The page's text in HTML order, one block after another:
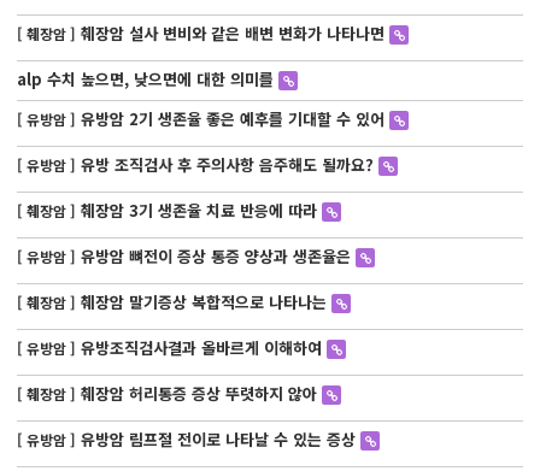
[ 췌장암 ] 췌장암 설사 변비와 같은 배변 변화가 나타나면
alp 수치 높으면, 낮으면에 대한 의미를
[ 유방암 ] 유방암 2기 생존율 좋은 예후를 기대할 수 있어
[ 유방암 ] 유방 조직검사 후 주의사항 음주해도 될까요?
[ 췌장암 ] 췌장암 3기 생존율 치료 반응에 따라
[ 유방암 ] 유방암 뼈전이 증상 통증 양상과 생존율은
[ 췌장암 ] 췌장암 말기증상 복합적으로 나타나는
[ 유방암 ] 유방조직검사결과 올바르게 이해하여
[ 췌장암 ] 췌장암 허리통증 증상 뚜렷하지 않아
[ 유방암 ] 유방암 림프절 전이로 나타날 수 있는 증상